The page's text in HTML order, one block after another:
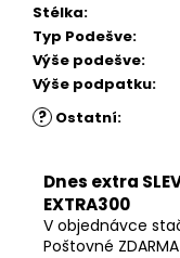
Stélka:
Typ Podešve:
Výše podešve:
Výše podpatku:
? Ostatní:
Dnes extra
EXTRA300
V objednávce
Poštovné ZDARMA